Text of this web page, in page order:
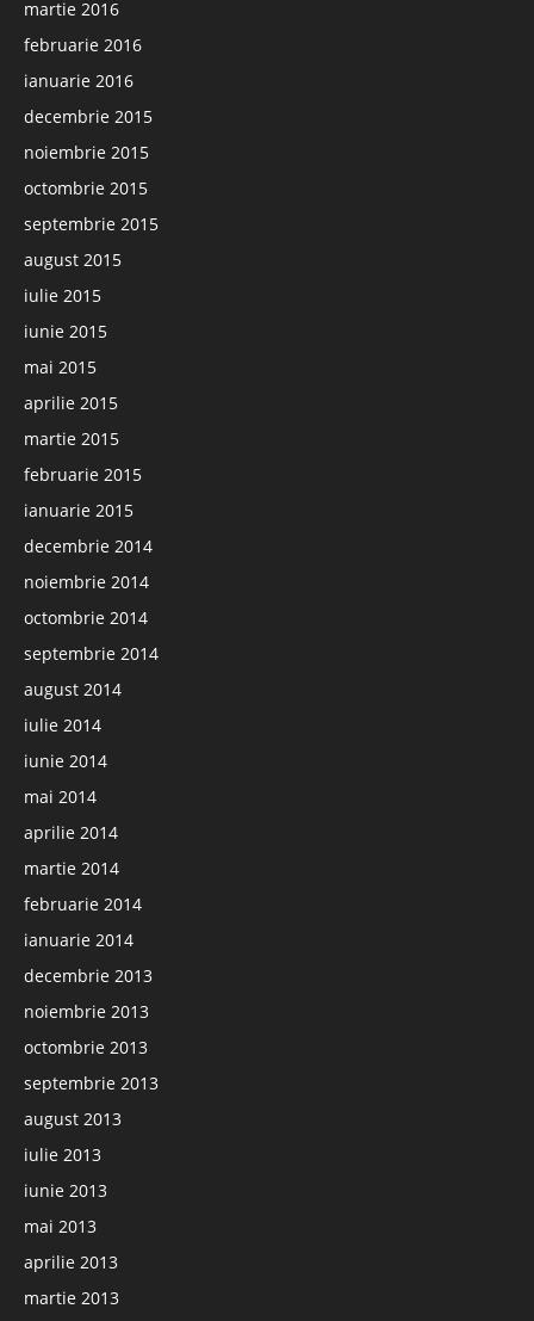
martie 2016
februarie 2016
ianuarie 2016
decembrie 2015
noiembrie 2015
octombrie 2015
septembrie 2015
august 2015
iulie 2015
iunie 2015
mai 2015
aprilie 2015
martie 2015
februarie 2015
ianuarie 2015
decembrie 2014
noiembrie 2014
octombrie 2014
septembrie 2014
august 2014
iulie 2014
iunie 2014
mai 2014
aprilie 2014
martie 2014
februarie 2014
ianuarie 2014
decembrie 2013
noiembrie 2013
octombrie 2013
septembrie 2013
august 2013
iulie 2013
iunie 2013
mai 2013
aprilie 2013
martie 2013